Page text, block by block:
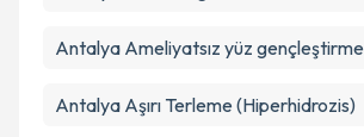
Antalya Ameliyatsız yüz gençleştirme
Antalya Aşırı Terleme (Hiperhidrozis)